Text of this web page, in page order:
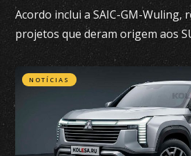
Acordo inclui a SAIC-GM-Wuling,
projetos que deram origem aos
vendidos atualmente no Brasil
NOTÍCIAS